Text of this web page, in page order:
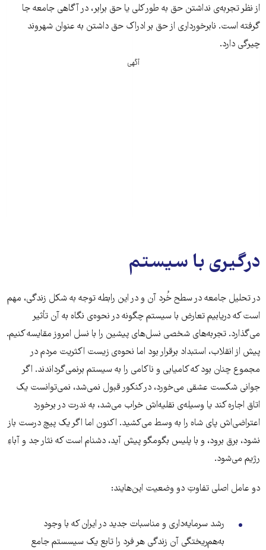
از نظر تجربه‌ی نداشتن حق به طور کلی یا حق برابر، در آگاهی جامعه جا
گرفته است. نابرخورداری از حق بر ادراک حق داشتن به عنوان شهروند
چیرگی دارد.
آگهی
درگیری با سیستم
در تحلیل جامعه در سطح خُرد آن و در این رابطه توجه به شکل زندگی، مهم
است که دریابیم تعارض با سیستم چگونه در نحوه‌ی نگاه به آن تأثیر
می‌گذارد. تجربه‌های شخصی نسل‌های پیشین را با نسل امروز مقایسه کنیم.
پیش از انقلاب، استبداد برقرار بود اما نحوه‌ی زیست اکثریت مردم در
مجموع چنان بود که کامیابی و ناکامی را به سیستم برنمی‌گرداندند. اگر
جوانی شکست عشقی می‌خورد، در کنکور قبول نمی‌شد، نمی‌توانست یک
اتاق اجاره کند یا وسیله‌ی نقلیه‌اش خراب می‌شد، به ندرت در برخورد
اعتراضی‌اش پای شاه را به وسط می‌کشید. اکنون اما اگر یک پیچ درست باز
نشود، برق برود، و با پلیس بگومگو پیش آید، دشنام است که نثار جد و آباءِ
رژیم می‌شود.
دو عامل اصلی تفاوتِ دو وضعیت این‌هایند:
رشد سرمایه‌داری و مناسبات جدید در ایران که با وجود
به‌هم‌ریختگی آن زندگی هر فرد را تابع یک سیسستم جامع